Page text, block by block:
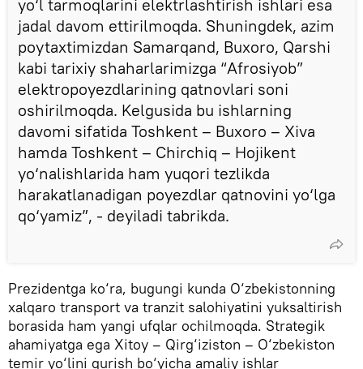
yo‘l tarmoqlarini elektrlashtirish ishlari esa
jadal davom ettirilmoqda. Shuningdek, azim
poytaxtimizdan Samarqand, Buxoro, Qarshi
kabi tarixiy shaharlarimizga “Afrosiyob”
elektropoyezdlarining qatnovlari soni
oshirilmoqda. Kelgusida bu ishlarning
davomi sifatida Toshkent – Buxoro – Xiva
hamda Toshkent – Chirchiq – Hojikent
yo‘nalishlarida ham yuqori tezlikda
harakatlanadigan poyezdlar qatnovini yo‘lga
qo‘yamiz”, - deyiladi tabrikda.
Prezidentga ko‘ra, bugungi kunda O‘zbekistonning
xalqaro transport va tranzit salohiyatini yuksaltirish
borasida ham yangi ufqlar ochilmoqda. Strategik
ahamiyatga ega Xitoy – Qirg‘iziston – O‘zbekiston
temir yo‘lini qurish bo‘yicha amaliy ishlar